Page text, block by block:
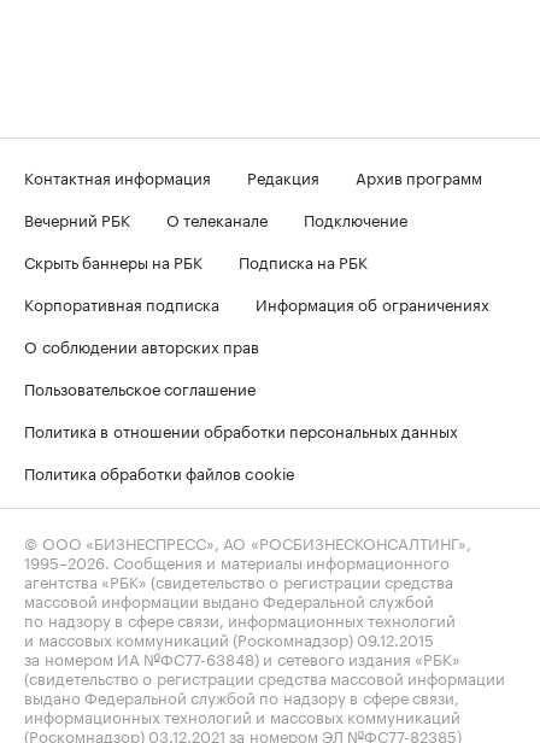
Контактная информация Редакция
Архив программ
Вечерний РБК
О телеканале
Подключение
Скрыть баннеры на РБК
Подписка на РБК
Корпоративная подписка
Информация об ограничениях
О соблюдении авторских прав
Пользовательское соглашение
Политика в отношении обработки персональных данных
Политика обработки файлов cookie
© ООО «БИЗНЕСПРЕСС», АО «РОСБИЗНЕСКОНСАЛТИНГ»,
1995–2026. Сообщения и материалы информационного
агентства «РБК» (свидетельство о регистрации средства
массовой информации выдано Федеральной службой
по надзору в сфере связи, информационных технологий
и массовых коммуникаций (Роскомнадзор) 09.12.2015
за номером ИА №ФС77-63848) и сетевого издания «РБК»
(свидетельство о регистрации средства массовой информации
выдано Федеральной службой по надзору в сфере связи,
информационных технологий и массовых коммуникаций
(Роскомнадзор) 03.12.2021 за номером ЭЛ №ФС77-82385)